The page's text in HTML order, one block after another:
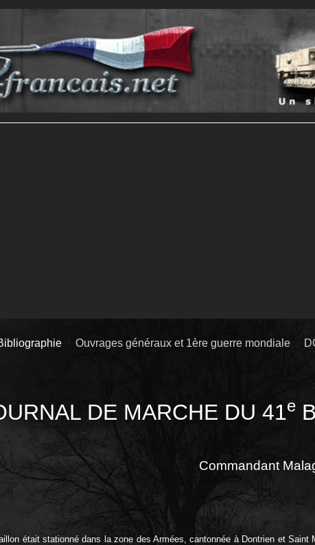
Ouvrages généraux et 1ère guerre mondiale
DE MARCHE DU 41e
Commandant
était stationné dans la zone des Armées, cantonnée à Dontrien et